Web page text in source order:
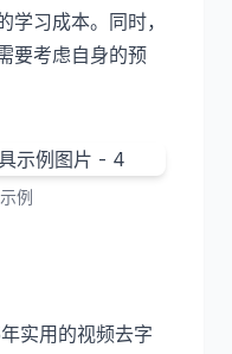
学习成本。同时，
要考虑自身的预
例
实用的视频去字